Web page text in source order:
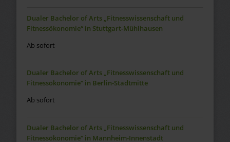
Dualer Bachelor of Arts „Fitnesswissenschaft und
Fitnessökonomie“ in Stuttgart-Mühlhausen
Ab sofort
Dualer Bachelor of Arts „Fitnesswissenschaft und
Fitnessökonomie“ in Berlin-Stadtmitte
Ab sofort
Dualer Bachelor of Arts „Fitnesswissenschaft und
Fitnessökonomie“ in Mannheim-Innenstadt